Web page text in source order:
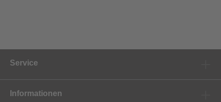
Service
Informationen